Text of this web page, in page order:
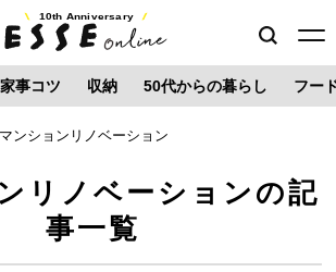
10th Anniversary
家事コツ 収納 50代からの暮らし フー
マンションリノベーション
リノベーションの記
事一覧